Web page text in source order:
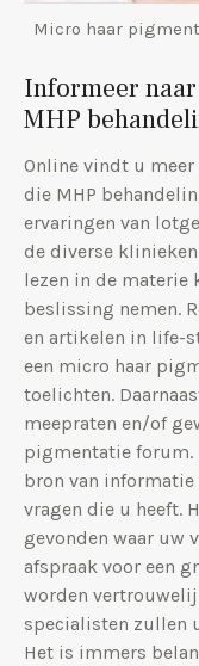
Micro haar
Informeer
MHP
Online vindt u
die MHP
ervaringen van
de diverse
lezen in de materie
beslissing nemen.
en artikelen in life-
een micro haar
toelichten.
meepraten en/of
pigmentatie forum.
bron van informatie
vragen die u heeft.
gevonden waar uw
afspraak voor een
worden
specialisten zullen
Het is immers